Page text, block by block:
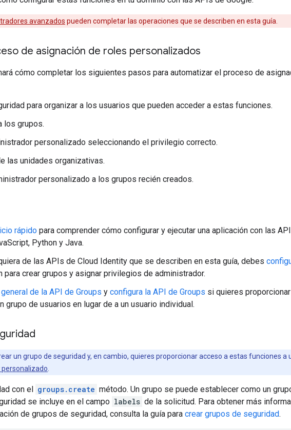
avanzados pueden completar las operaciones que se describen en esta guía.
de asignación de roles personalizados
cómo completar los siguientes pasos para automatizar el proceso de
para organizar a los usuarios que pueden acceder a estas funciones.
los grupos.
personalizado seleccionando el privilegio correcto.
las unidades organizativas.
personalizado a los grupos recién creados.
rápido para comprender cómo configurar y ejecutar una aplicación con las
Python y Java.
de las APIs de Cloud Identity que se describen en esta guía, debes
para crear grupos y asignar privilegios de administrador.
de la API de Groups y configura la API de Groups si quieres
grupo de usuarios en lugar de a un usuario individual.
un grupo de seguridad y, en cambio, quieres proporcionar acceso a estas funciones a
personalizado
con el groups.create método. Un grupo se puede establecer como un
se incluye en el campo labels de la solicitud. Para obtener más
de grupos de seguridad, consulta la guía para crear grupos de seguridad.